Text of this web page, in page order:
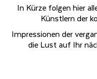
In Kürze folgen hier
Künstlern der
Impressionen der
die Lust auf Ihr